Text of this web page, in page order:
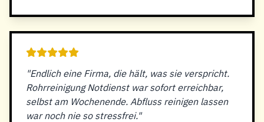
"Endlich eine Firma, die hält, was sie verspricht.
Rohrreinigung Notdienst war sofort erreichbar,
selbst am Wochenende. Abfluss reinigen lassen
war noch nie so stressfrei."